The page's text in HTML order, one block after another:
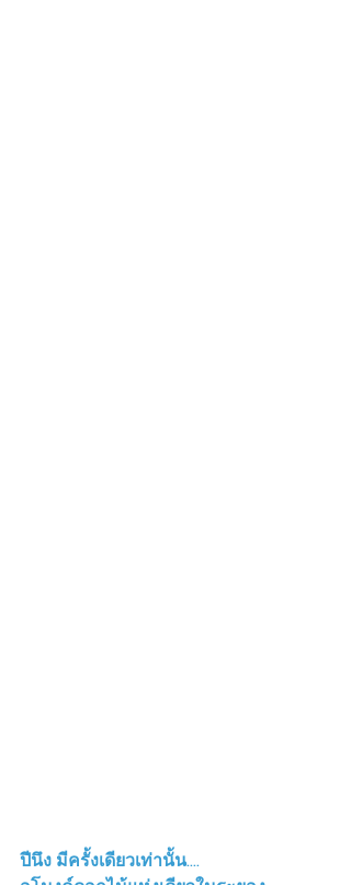
ปีนึง มีครั้งเดียวเท่านั้น….